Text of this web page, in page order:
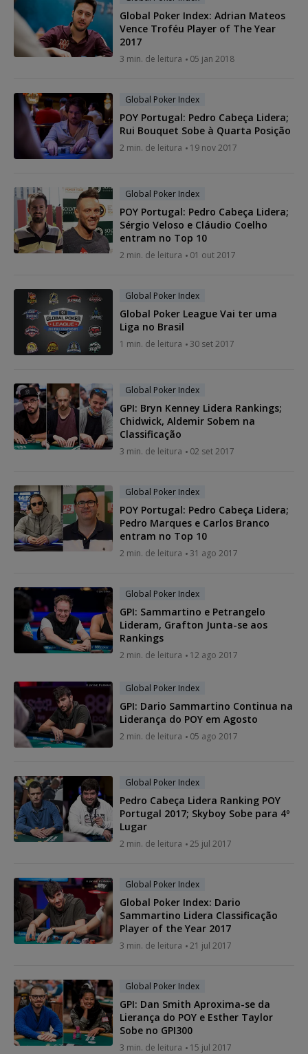
Global Poker Index: Adrian Mateos
Vence Troféu Player of The Year
2017
3 min. de leitura 05 jan 2018
Global Poker Index
POY Portugal: Pedro Cabeça Lidera;
Rui Bouquet Sobe à Quarta Posição
2 min. de leitura 19 nov 2017
Global Poker Index
POY Portugal: Pedro Cabeça Lidera;
Sérgio Veloso e Cláudio Coelho
entram no Top 10
2 min. de leitura 01 out 2017
Global Poker Index
Global Poker League Vai ter uma
Liga no Brasil
1 min. de leitura 30 set 2017
Global Poker Index
GPI: Bryn Kenney Lidera Rankings;
Chidwick, Aldemir Sobem na
Classificação
3 min. de leitura 02 set 2017
Global Poker Index
POY Portugal: Pedro Cabeça Lidera;
Pedro Marques e Carlos Branco
entram no Top 10
2 min. de leitura 31 ago 2017
Global Poker Index
GPI: Sammartino e Petrangelo
Lideram, Grafton Junta-se aos
Rankings
2 min. de leitura 12 ago 2017
Global Poker Index
GPI: Dario Sammartino Continua na
Liderança do POY em Agosto
2 min. de leitura 05 ago 2017
Global Poker Index
Pedro Cabeça Lidera Ranking POY
Portugal 2017; Skyboy Sobe para 4º
Lugar
2 min. de leitura 25 jul 2017
Global Poker Index
Global Poker Index: Dario
Sammartino Lidera Classificação
Player of the Year 2017
3 min. de leitura 21 jul 2017
Global Poker Index
GPI: Dan Smith Aproxima-se da
Lierança do POY e Esther Taylor
Sobe no GPI300
3 min. de leitura 15 jul 2017